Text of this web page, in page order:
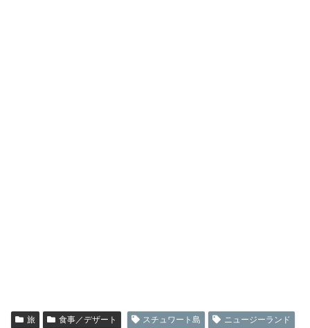
旅 食事／デザート スチュワート島
ニュージーランド